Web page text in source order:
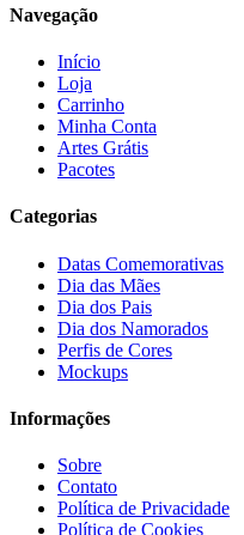
Navegação
Início
Loja
Carrinho
Minha Conta
Artes Grátis
Pacotes
Categorias
Datas Comemorativas
Dia das Mães
Dia dos Pais
Dia dos Namorados
Perfis de Cores
Mockups
Informações
Sobre
Contato
Política de Privacidade
Política de Cookies